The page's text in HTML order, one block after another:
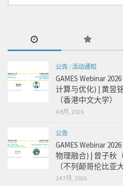
公告 /活动通知
GAMES Webinar
计算与优化) | 黄昱
（香港中文大学）
4 8月, 2026
公告
GAMES Webinar
物理融合) | 曾子秋
（不列颠哥伦比亚
14 7月, 2026